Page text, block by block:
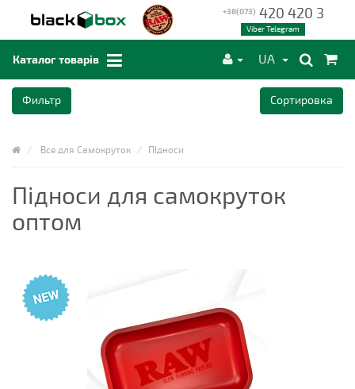
+38(073) 420 420 3
Viber Telegram
Каталог товарів UA
Фильтр Сортировка
Все для Самокруток ПІдноси
Підноси для самокруток
оптом